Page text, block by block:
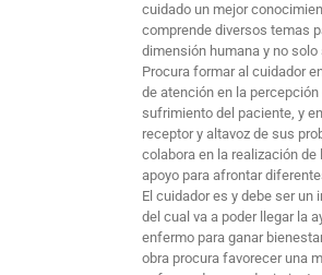
cuidado un mejor
comprende diversos temas
dimensión humana y no
Procura formar al cuidador
de atención en la
sufrimiento del paciente, y
receptor y altavoz de sus
colabora en la realización
apoyo para afrontar
El cuidador es y debe ser un
del cual va a poder llegar la
enfermo para ganar
obra procura favorecer una